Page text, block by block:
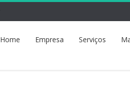
Home Empresa Serviços